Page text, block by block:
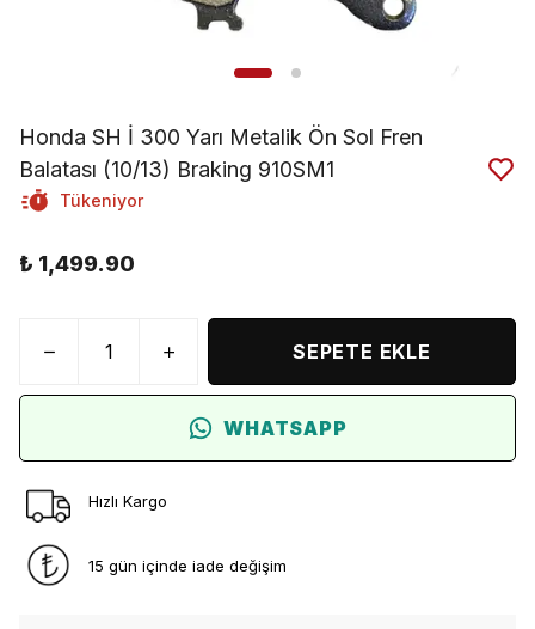
Honda SH İ 300 Yarı Metalik Ön Sol Fren
Balatası (10/13) Braking 910SM1
Tükeniyor
₺ 1,499.90
SEPETE EKLE
WHATSAPP
Hızlı Kargo
15 gün içinde iade değişim